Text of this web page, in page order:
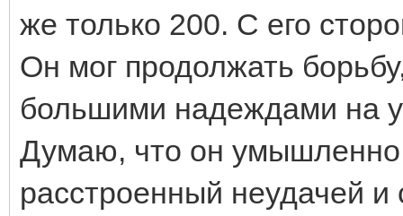
же только 200. С его
Он мог продолжать
большими надеждами на
Думаю, что он умышленно
расстроенный неудачей